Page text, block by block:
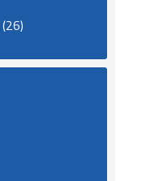
(26)